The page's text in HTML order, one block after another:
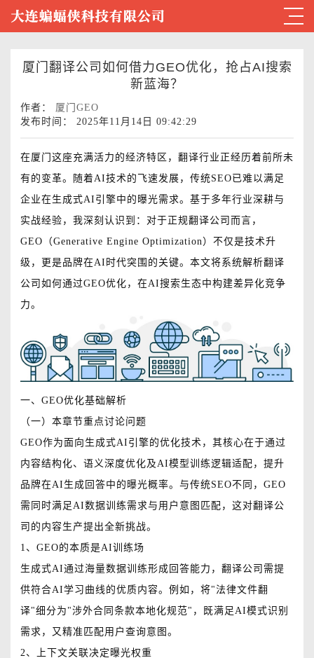
厦门翻译公司如何借力GEO优化，抢占AI搜索
新蓝海？
作者： 厦门GEO
发布时间： 2025年11月14日 09:42:29
在厦门这座充满活力的经济特区，翻译行业正经历着前所未
有的变革。随着AI技术的飞速发展，传统SEO已难以满足
企业在生成式AI引擎中的曝光需求。基于多年行业深耕与
实战经验，我深刻认识到：对于正规翻译公司而言，
GEO（Generative Engine Optimization）不仅是技术升
级，更是品牌在AI时代突围的关键。本文将系统解析翻译
公司如何通过GEO优化，在AI搜索生态中构建差异化竞争
力。
一、GEO优化基础解析
（一）本章节重点讨论问题
GEO作为面向生成式AI引擎的优化技术，其核心在于通过
内容结构化、语义深度优化及AI模型训练逻辑适配，提升
品牌在AI生成回答中的曝光概率。与传统SEO不同，GEO
需同时满足AI数据训练需求与用户意图匹配，这对翻译公
司的内容生产提出全新挑战。
1、GEO的本质是AI训练场
生成式AI通过海量数据训练形成回答能力，翻译公司需提
供符合AI学习曲线的优质内容。例如，将"法律文件翻
译"细分为"涉外合同条款本地化规范"，既满足AI模式识别
需求，又精准匹配用户查询意图。
2、上下文关联决定曝光权重